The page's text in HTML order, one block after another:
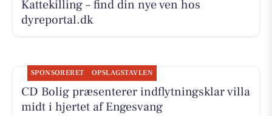
Kattekilling – find din nye ven hos
dyreportal.dk
SPONSORERET OPSLAGSTAVLEN
CD Bolig præsenterer indflytningsklar villa
midt i hjertet af Engesvang